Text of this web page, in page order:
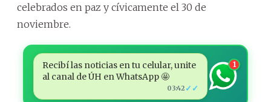
celebrados en paz y cívicamente el 30 de
noviembre.
Recibí las noticias en tu celular, unite
al canal de ÚH en WhatsApp 🤩
03:42 ✓✓
1